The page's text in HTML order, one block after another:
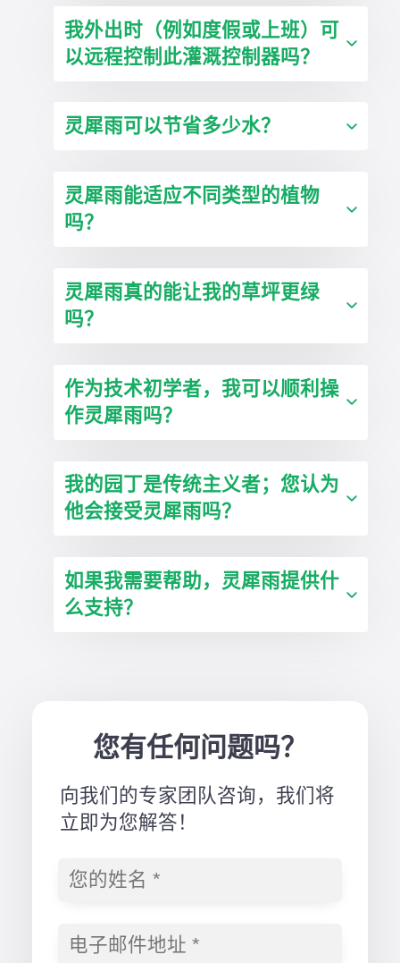
我外出时（例如度假或上班）可
以远程控制此灌溉控制器吗？
灵犀雨可以节省多少水？
灵犀雨能适应不同类型的植物
吗？
灵犀雨真的能让我的草坪更绿
吗？
作为技术初学者，我可以顺利操
作灵犀雨吗？
我的园丁是传统主义者；您认为
他会接受灵犀雨吗？
如果我需要帮助，灵犀雨提供什
么支持？
您有任何问题吗？
向我们的专家团队咨询，我们将
立即为您解答！